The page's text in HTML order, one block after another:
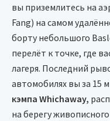
Программа включает:
экскурсию на
пингвинов;
путешествие на
посещение научной
дополнительные
восхождение,
вы приземлитесь на
Fang) на самом
борту небольшого
перелёт к точке, где
лагеря. Последний
автомобилях вы за 15
кэмпа Whichaway,
на берегу